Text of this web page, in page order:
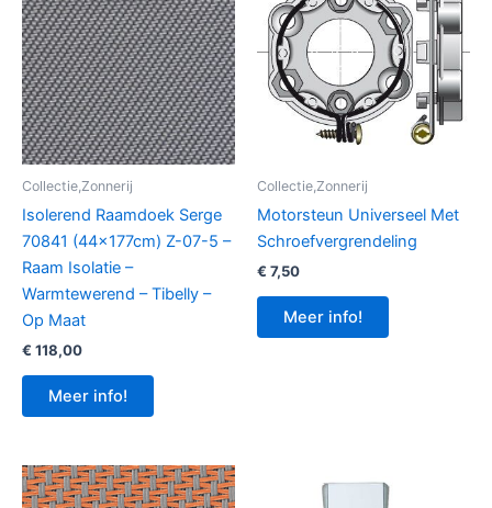
Collectie,Zonnerij
Isolerend Raamdoek Serge
70841 (44x177cm) Z-07-5 –
Raam Isolatie –
Warmtewerend – Tibelly –
Op Maat
€ 118,00
Meer info!
Collectie,Zonnerij
Motorsteun Universeel Met
Schroefvergrendeling
€ 7,50
Meer info!